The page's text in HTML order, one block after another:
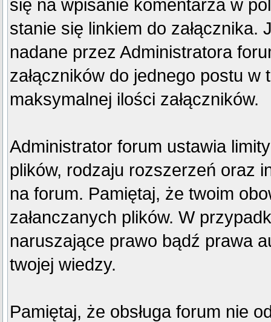
się na wpisanie komentarza w
stanie się linkiem do
nadane przez Administratora
załączników do jednego postu
maksymalnej ilości załączników.
Administrator forum ustawia
plików, rodzaju rozszerzeń oraz
na forum. Pamiętaj, że twoim
załanczanych plików. W
naruszające prawo bądź prawa
twojej wiedzy.
Pamiętaj, że obsługa forum nie